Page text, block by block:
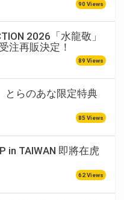
90 Views
2026「水龍敬」
注再販決定！
89 Views
とらのあな限定特典
85 Views
in TAIWAN 即將在虎
62 Views